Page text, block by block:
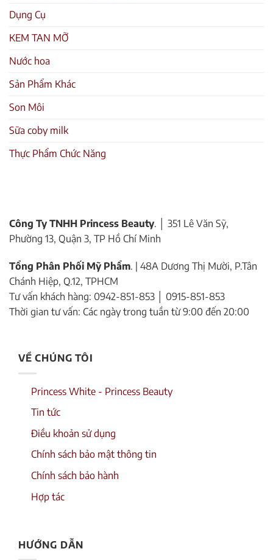
Dụng Cụ
KEM TAN MỠ
Nước hoa
Sản Phẩm Khác
Son Môi
Sữa coby milk
Thực Phẩm Chức Năng
Công Ty TNHH Princess Beauty. │ 351 Lê Văn Sỹ,
Phường 13, Quận 3, TP Hồ Chí Minh
Tổng Phân Phối Mỹ Phẩm. | 48A Dương Thị Mười, P.Tân
Chánh Hiệp, Q.12, TPHCM
Tư vấn khách hàng: 0942-851-853 │ 0915-851-853
Thời gian tư vấn: Các ngày trong tuần từ 9:00 đến 20:00
VỀ CHÚNG TÔI
Princess White - Princess Beauty
Tin tức
Điều khoản sử dụng
Chính sách bảo mật thông tin
Chính sách bảo hành
Hợp tác
HƯỚNG DẪN